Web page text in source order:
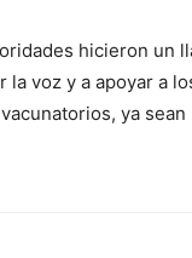
hicieron un
la voz y a apoyar a
ya